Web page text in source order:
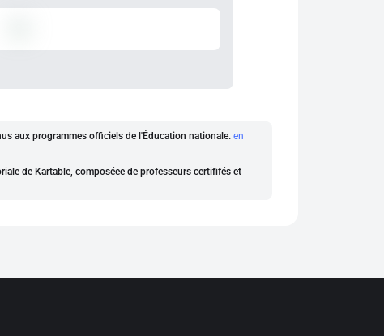
aux programmes officiels de l'Éducation nationale. en
de Kartable, composéee de professeurs certififés et